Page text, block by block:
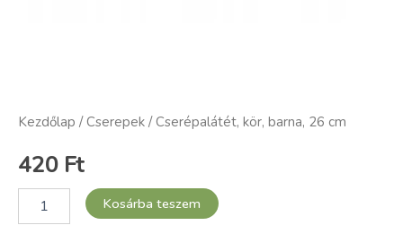
Kezdőlap /Cserepek / Cserépalátét, kör, barna, 26 cm
420 Ft
Kosárba teszem